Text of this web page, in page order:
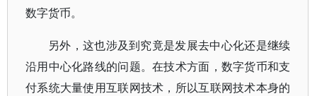
数字货币。
另外，这也涉及到究竟是发展去中心化还是继续
沿用中心化路线的问题。在技术方面，数字货币和支
付系统大量使用互联网技术，所以互联网技术本身的